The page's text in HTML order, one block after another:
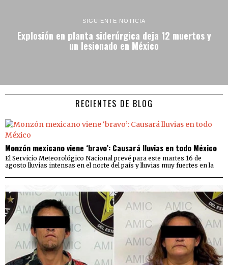
SIGUIENTE NOTICIA
Explosión en planta siderúrgica deja 12 muertos y
un lesionado en México
RECIENTES DE BLOG
Monzón mexicano viene ‘bravo’: Causará lluvias en todo México
El Servicio Meteorológico Nacional prevé para este martes 16 de
agosto lluvias intensas en el norte del país y lluvias muy fuertes en la